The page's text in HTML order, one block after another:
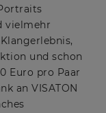
vielmehr
und schon
Euro pro Paar
an VISATON